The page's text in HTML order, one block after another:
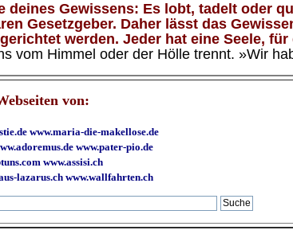
deines Gewissens: Es lobt, tadelt oder
Gesetzgeber. Daher lässt das
werden. Jeder hat eine Seele,
vom Himmel oder der Hölle trennt. »Wir
von:
www.maria-die-makellose.de
www.pater-pio.de
www.assisi.ch
lazarus.ch www.wallfahrten.ch